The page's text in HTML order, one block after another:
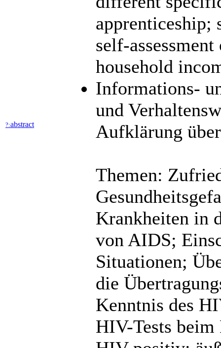
?:abstract
apprenticeship;
self-
household
Informations-
und
Aufklärung
Themen:
Krankheiten in
von AIDS;
Situationen;
die
Kenntnis des
HIV-Tests beim